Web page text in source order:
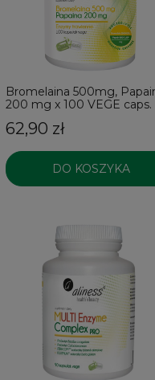
Bromelaina 500mg,
200 mg x 100 VEGE caps.
62,90 zł
DO KOSZYKA